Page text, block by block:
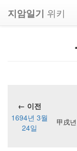
지암일기 위키
← 이전
1694년 3월
24일
甲戌